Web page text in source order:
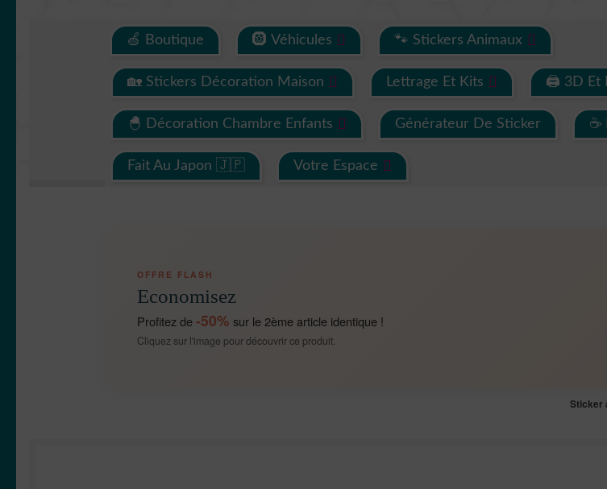
🍏 Boutique 🛞 Véhicules 🐾 Stickers Animaux
🏡 Stickers Décoration Maison Lettrage Et Kits 🖨 3D Et
🐣 Décoration Chambre Enfants Générateur De Sticker ☕
Fait Au Japon 🇯🇵 Votre Espace
OFFRE FLASH
Economisez
Profitez de-50% sur le 2ème article identique !
Cliquez sur l'image pour découvrir ce produit.
Sticker